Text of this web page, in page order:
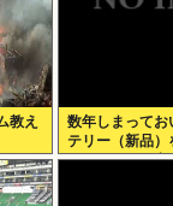
教え
数年しまってお
テリー（新品）
たらエラーで充